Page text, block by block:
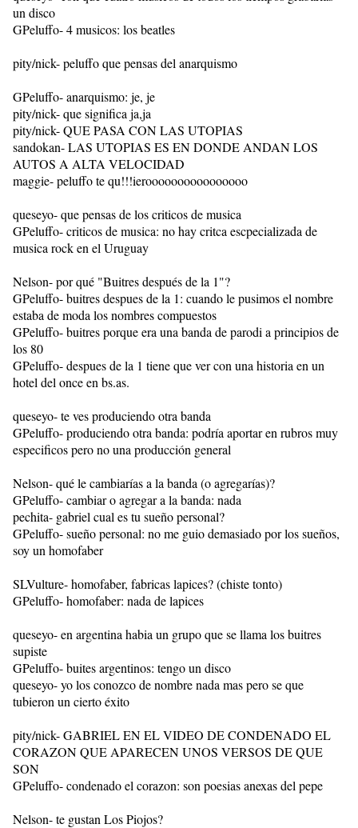
un disco
GPeluffo- 4 musicos: los beatles
pity/nick- peluffo que pensas del anarquismo
GPeluffo- anarquismo: je, je
pity/nick- que significa ja,ja
pity/nick- QUE PASA CON LAS UTOPIAS
sandokan- LAS UTOPIAS ES EN DONDE ANDAN LOS
AUTOS A ALTA VELOCIDAD
maggie- peluffo te qu!!!ieroooooooooooooooo
queseyo- que pensas de los criticos de musica
GPeluffo- criticos de musica: no hay critca escpecializada de
musica rock en el Uruguay
Nelson- por qué "Buitres después de la 1"?
GPeluffo- buitres despues de la 1: cuando le pusimos el nombre
estaba de moda los nombres compuestos
GPeluffo- buitres porque era una banda de parodi a principios de
los 80
GPeluffo- despues de la 1 tiene que ver con una historia en un
hotel del once en bs.as.
queseyo- te ves produciendo otra banda
GPeluffo- produciendo otra banda: podría aportar en rubros muy
especificos pero no una producción general
Nelson- qué le cambiarías a la banda (o agregarías)?
GPeluffo- cambiar o agregar a la banda: nada
pechita- gabriel cual es tu sueño personal?
GPeluffo- sueño personal: no me guio demasiado por los sueños,
soy un homofaber
SLVulture- homofaber, fabricas lapices? (chiste tonto)
GPeluffo- homofaber: nada de lapices
queseyo- en argentina habia un grupo que se llama los buitres
supiste
GPeluffo- buites argentinos: tengo un disco
queseyo- yo los conozco de nombre nada mas pero se que
tubieron un cierto éxito
pity/nick- GABRIEL EN EL VIDEO DE CONDENADO EL
CORAZON QUE APARECEN UNOS VERSOS DE QUE
SON
GPeluffo- condenado el corazon: son poesias anexas del pepe
Nelson- te gustan Los Piojos?